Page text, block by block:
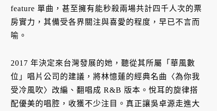
feature 單曲，甚至擁有能秒殺兩場共計四千人次的票
房實力，其備受各界關注與喜愛的程度，早已不言而
喻。
2017 年決定來台灣發展的她，聽從其所屬「華風數
位」唱片公司的建議，將林憶蓮的經典名曲〈為你我
受冷風吹〉改編、翻唱成 R&B 版本。悅耳的旋律搭
配優美的唱腔，收獲不少注目。真正讓吳卓源走進大